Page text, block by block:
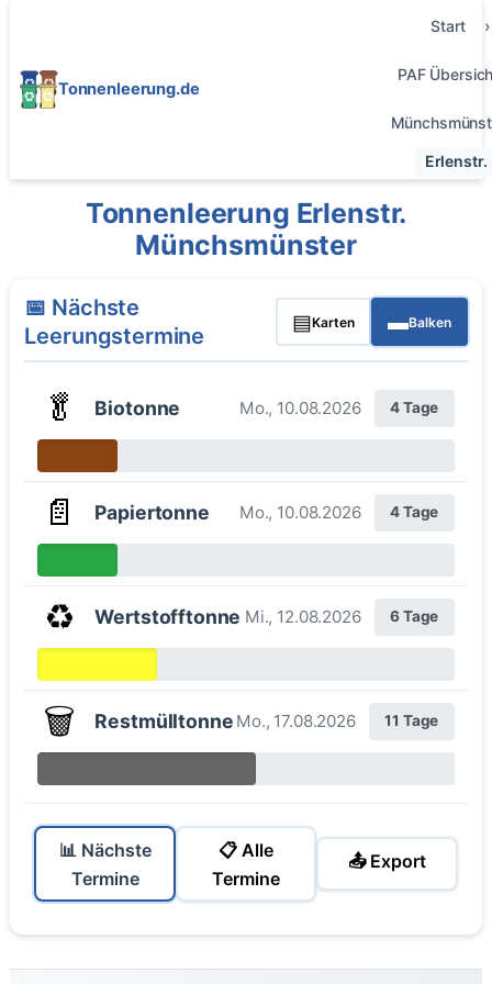
Tonnenleerung.de
Start
PAF
Erlenstr.
Tonnenleerung Erlenstr.
Münchsmünster
📅 Nächste
Leerungstermine
▤Karten ▬Balken
🥬 Biotonne Mo., 10.08.2026 4 Tage
📄 Papiertonne Mo., 10.08.2026 4 Tage
♻️ Wertstofftonne Mi., 12.08.2026 6 Tage
🗑️ Restmülltonne Mo., 17.08.2026 11 Tage
📊 Nächste
Termine
📋 Alle
Termine
📤 Export